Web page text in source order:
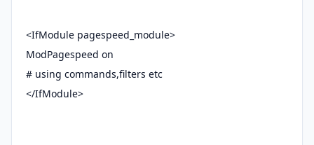
<IfModule pagespeed_module>
ModPagespeed on
# using commands,filters etc
</IfModule>